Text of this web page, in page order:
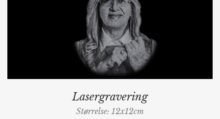
Lasergravering
Størrelse: 12x12cm